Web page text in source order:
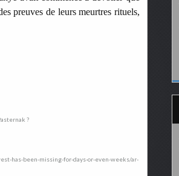
preuves de leurs meurtres rituels,